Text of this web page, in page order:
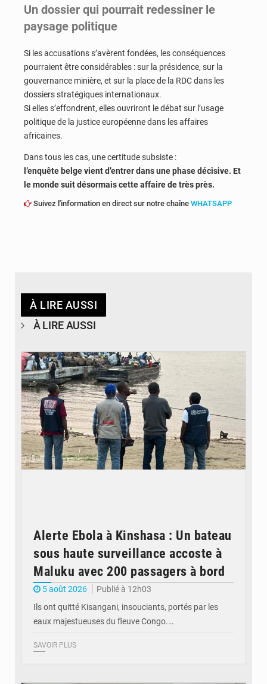
Un dossier qui pourrait redessiner le
paysage politique
Si les accusations s’avèrent fondées, les conséquences
pourraient être considérables : sur la présidence, sur la
gouvernance minière, et sur la place de la RDC dans les
dossiers stratégiques internationaux.
Si elles s’effondrent, elles ouvriront le débat sur l’usage
politique de la justice européenne dans les affaires
africaines.
Dans tous les cas, une certitude subsiste :
l’enquête belge vient d’entrer dans une phase décisive. Et
le monde suit désormais cette affaire de très près.
Suivez l'information en direct sur notre chaîne WHATSAPP
À LIRE AUSSI
À LIRE AUSSI
Alerte Ebola à Kinshasa : Un bateau
sous haute surveillance accoste à
Maluku avec 200 passagers à bord
5 août 2026
Publié à 12h03
Ils ont quitté Kisangani, insouciants, portés par les
eaux majestueuses du fleuve Congo.…
SAVOIR PLUS